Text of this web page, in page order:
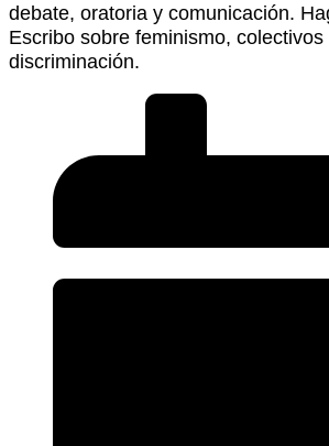
debate, oratoria y comunicación.
Escribo sobre feminismo,
discriminación.